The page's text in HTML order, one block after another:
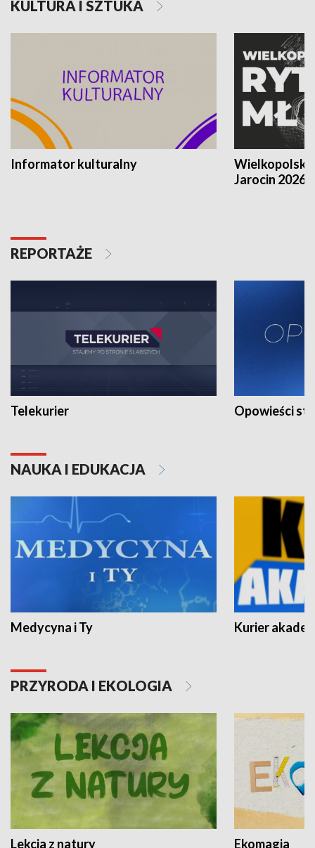
KULTURA I SZTUKA
Informator kulturalny
Jarocin 2026
REPORTAŻE
Telekurier Opowieści
NAUKA I EDUKACJA
Medycyna i Ty Kurier
PRZYRODA I EKOLOGIA
Lekcja z natury Ekomagia